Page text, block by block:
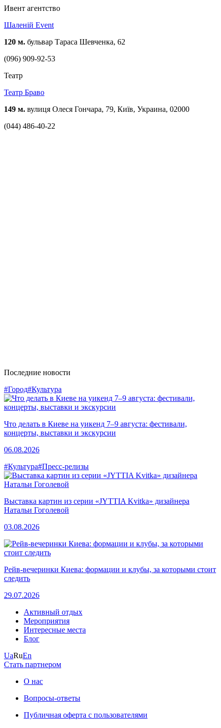
Ивент агентство
Шаленій Event
120 м. бульвар Тараса Шевченка, 62
(096) 909-92-53
Театр
Театр Браво
149 м. вулиця Олеся Гончара, 79, Київ, Украина, 02000
(044) 486-40-22
Последние новости
#Город#Культура
Что делать в Киеве на уикенд 7–9 августа: фестивали,
концерты, выставки и экскурсии
06.08.2026
#Культура#Пресс-релизы
Выставка картин из серии «JYTTIA Kvitka» дизайнера
Натальи Гоголевой
03.08.2026
Рейв-вечеринки Киева: формации и клубы, за которыми стоит
следить
29.07.2026
Активный отдых
Мероприятия
Интересные места
Блог
UaRuEn
Стать партнером
О нас
Вопросы-ответы
Публичная оферта с пользователями